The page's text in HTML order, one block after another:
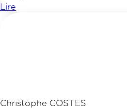
Lire
Christophe COSTES